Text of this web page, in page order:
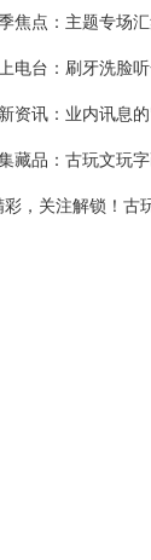
焦点：主题专场
电台：刷牙洗脸
资讯：业内讯息
藏品：古玩文玩
彩，关注解锁！古